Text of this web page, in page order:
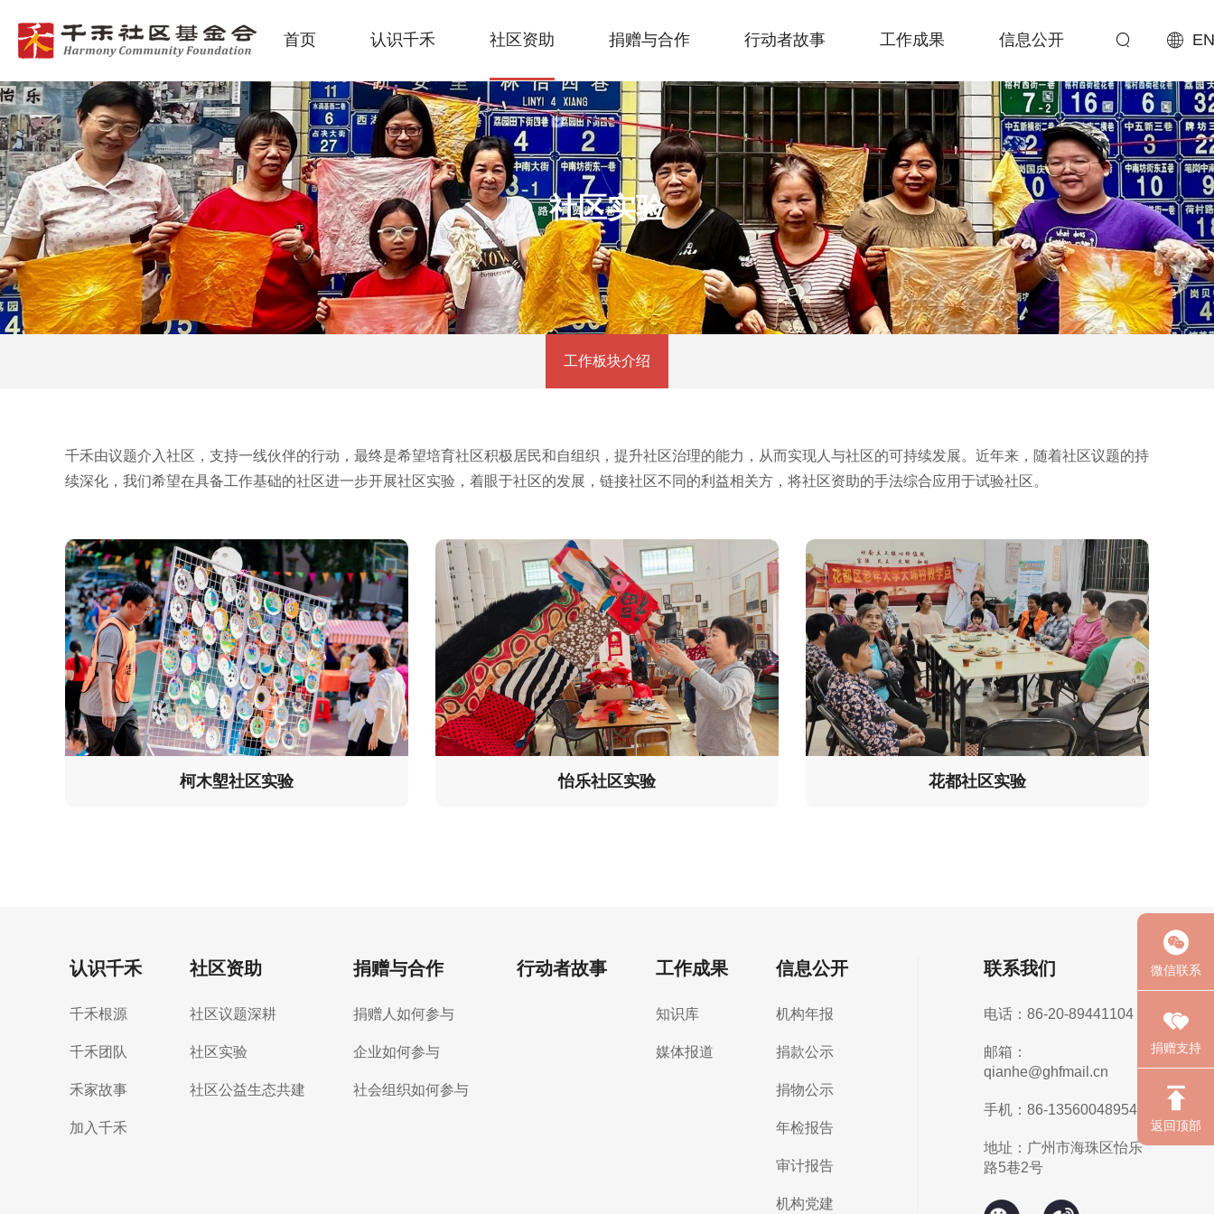
首页 认识千禾 社区资助 捐赠与合作 行动者故事 工作成果 信息公开
社区实验
工作板块介绍
千禾由议题介入社区，支持一线伙伴的行动，最终是希望培育社区积极居民和自组织，提升社区治理的能力，从而实现人与社区的可持续发展。近年来，随着社区议题的持
续深化，我们希望在具备工作基础的社区进一步开展社区实验，着眼于社区的发展，链接社区不同的利益相关方，将社区资助的手法综合应用于试验社区。
柯木塱社区实验 怡乐社区实验 花都社区实验
认识千禾
千禾根源
千禾团队
禾家故事
加入千禾
社区资助
社区议题深耕
社区实验
社区公益生态共建
捐赠与合作
捐赠人如何参与
企业如何参与
社会组织如何参与
行动者故事 工作成果
知识库
媒体报道
信息公开
机构年报
捐款公示
捐物公示
年检报告
审计报告
机构党建
联系我们
电话：86-20-89441104
邮箱：
qianhe@ghfmail.cn
手机：86-13560048954
地址：广州市海珠区怡乐
路5巷2号
微信联系
捐赠支持
返回顶部